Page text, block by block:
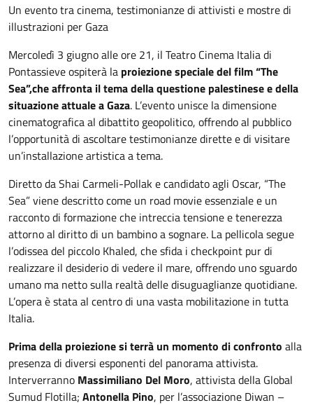
Un evento tra cinema, testimonianze di attivisti e mostre di
illustrazioni per Gaza
Mercoledì 3 giugno alle ore 21, il Teatro Cinema Italia di
Pontassieve ospiterà la proiezione speciale del film “The
Sea”,che affronta il tema della questione palestinese e della
situazione attuale a Gaza. L’evento unisce la dimensione
cinematografica al dibattito geopolitico, offrendo al pubblico
l’opportunità di ascoltare testimonianze dirette e di visitare
un’installazione artistica a tema.
Diretto da Shai Carmeli-Pollak e candidato agli Oscar, “The
Sea” viene descritto come un road movie essenziale e un
racconto di formazione che intreccia tensione e tenerezza
attorno al diritto di un bambino a sognare. La pellicola segue
l’odissea del piccolo Khaled, che sfida i checkpoint pur di
realizzare il desiderio di vedere il mare, offrendo uno sguardo
umano ma netto sulla realtà delle disuguaglianze quotidiane.
L’opera è stata al centro di una vasta mobilitazione in tutta
Italia.
Prima della proiezione si terrà un momento di confronto alla
presenza di diversi esponenti del panorama attivista.
Interverranno Massimiliano Del Moro, attivista della Global
Sumud Flotilla; Antonella Pino, per l’associazione Diwan –